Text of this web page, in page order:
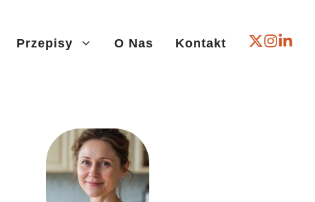
Przepisy O Nas Kontakt